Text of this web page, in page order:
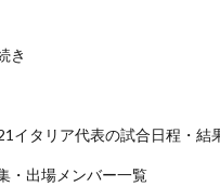
き
イタリア代表の試合日程・結
・出場メンバー一覧